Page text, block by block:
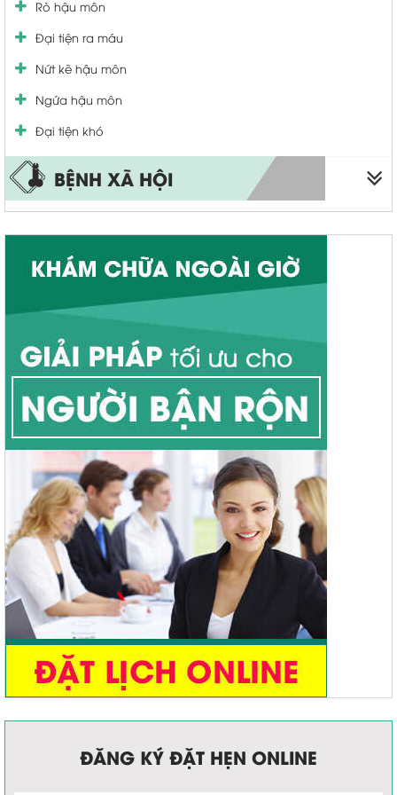
Khí hư bất thường
Vá màng trinh
Thu nhỏ âm đạo
viêm cổ tử cung
Rò hậu môn
Đại tiện ra máu
Nứt kẽ hậu môn
Ngứa hậu môn
Đại tiện khó
BỆNH XÃ HỘI
Bệnh lậu
Mụn rộp sinh dục
ĐĂNG KÝ ĐẶT HẸN ONLINE